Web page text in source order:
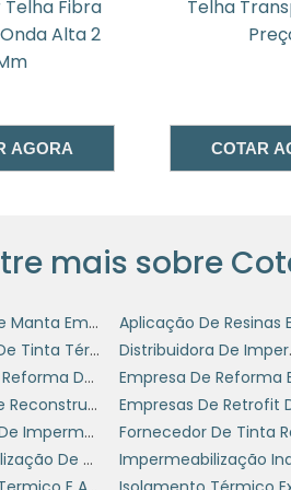
UTILIZADOS
do projeto. São
e até opções mais
climáticas da região.
em testes de durabilidade
também a
DE
vários projetos de retrofit
Fibra
Alta 2
AGORA
Telha
COTAR
mais sobre
Aplicação De Manta Em Telhados
Distribuidor De Tinta Térmica Para Telhado
Empresa De Reforma De Coberturas Sp
Empresas De Reconstrução De Telhados
Fornecedor De Impermeabilizante
Impermeabilização De Telhado De Zinco